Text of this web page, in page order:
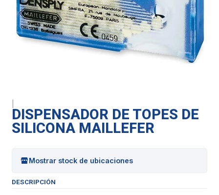
DISPENSADOR DE TOPES DE
SILICONA MAILLEFER
Mostrar stock de ubicaciones
DESCRIPCIÓN